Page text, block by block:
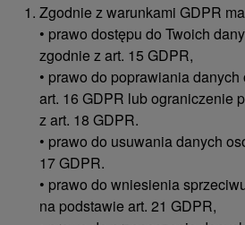
Zgodnie z warunkami GDPR
• prawo dostępu do Twoich
zgodnie z art. 15 GDPR,
• prawo do poprawiania
art. 16 GDPR lub ograniczenie
z art. 18 GDPR.
• prawo do usuwania danych
17 GDPR.
• prawo do wniesienia
na podstawie art. 21 GDPR,